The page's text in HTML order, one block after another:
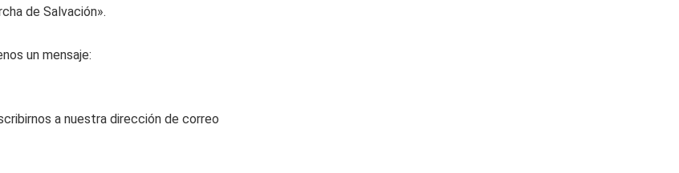
de Salvación».
un mensaje:
a nuestra dirección de correo